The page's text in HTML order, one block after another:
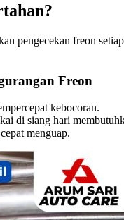
pengecekan freon setiap
Freon
kebocoran.
di siang hari
menguap.